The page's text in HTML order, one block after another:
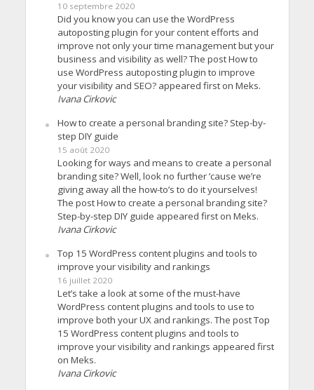
10 septembre 2020
Did you know you can use the WordPress
autoposting plugin for your content efforts and
improve not only your time management but your
business and visibility as well? The post How to
use WordPress autoposting plugin to improve
your visibility and SEO? appeared first on Meks.
Ivana Cirkovic
How to create a personal branding site? Step-by-
step DIY guide
15 août 2020
Looking for ways and means to create a personal
branding site? Well, look no further ’cause we’re
giving away all the how-to’s to do it yourselves!
The post How to create a personal branding site?
Step-by-step DIY guide appeared first on Meks.
Ivana Cirkovic
Top 15 WordPress content plugins and tools to
improve your visibility and rankings
16 juillet 2020
Let’s take a look at some of the must-have
WordPress content plugins and tools to use to
improve both your UX and rankings. The post Top
15 WordPress content plugins and tools to
improve your visibility and rankings appeared first
on Meks.
Ivana Cirkovic